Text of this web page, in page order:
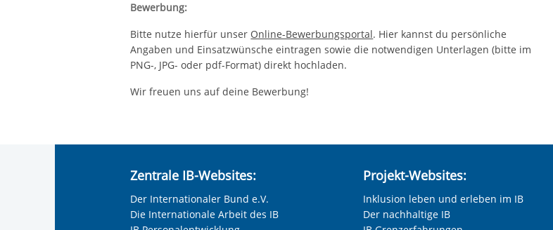
Bewerbung:
Bitte nutze hierfür unser Online-Bewerbungsportal. Hier kannst du persönliche
Angaben und Einsatzwünsche eintragen sowie die notwendigen Unterlagen (bitte im
PNG-, JPG- oder pdf-Format) direkt hochladen.
Wir freuen uns auf deine Bewerbung!
Zentrale IB-Websites:
Der Internationaler Bund e.V.
Die Internationale Arbeit des IB
Projekt-Websites:
Inklusion leben und erleben im IB
Der nachhaltige IB